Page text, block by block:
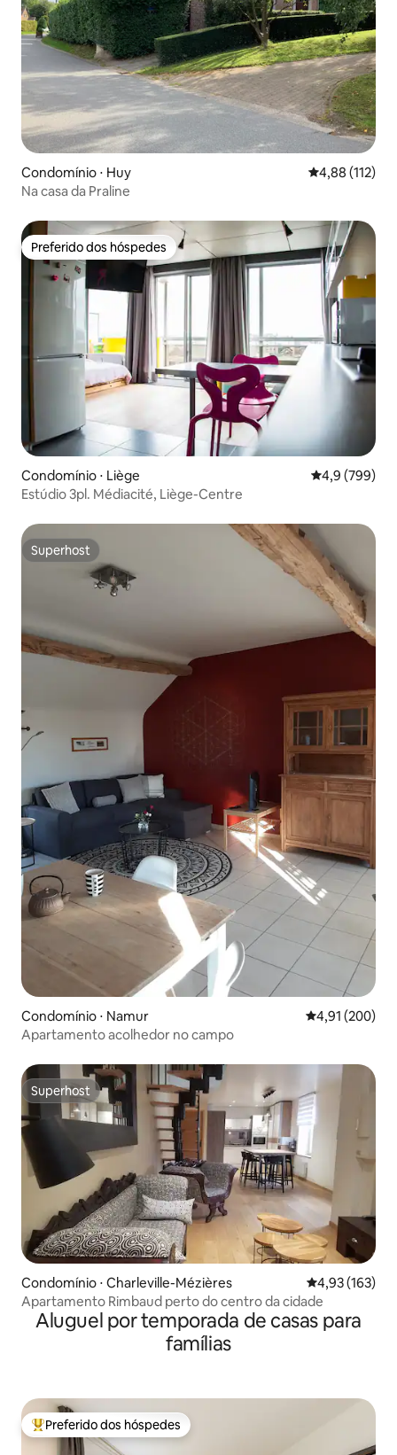
Condomínio ⋅ Huy 4,88 de uma
4,88 (112)
Na casa da Praline
Preferido dos hóspedes
Preferido dos hóspedes
Condomínio ⋅ Liège 4,9 de uma
4,9 (799)
Estúdio 3pl. Médiacité, Liège-Centre
Superhost
Superhost
Condomínio ⋅ Namur 4,91 de uma
4,91 (200)
Apartamento acolhedor no campo
Superhost
Superhost
Condomínio ⋅ Charleville-Mézières 4,93 de uma
4,93 (163)
Apartamento Rimbaud perto do centro da cidade
Aluguel por temporada de casas para
famílias
Entre os melhores preferidos dos hóspedes
Preferido dos hóspedes